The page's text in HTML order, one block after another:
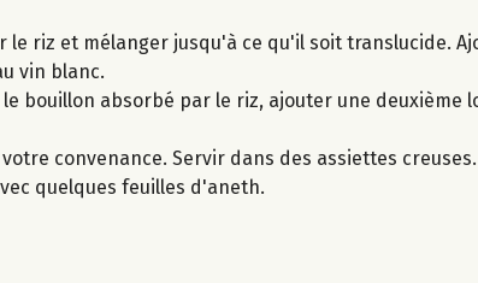
riz et mélanger jusqu'à ce qu'il soit translucide.
vin blanc.
bouillon absorbé par le riz, ajouter une deuxième
convenance. Servir dans des assiettes
quelques feuilles d'aneth.